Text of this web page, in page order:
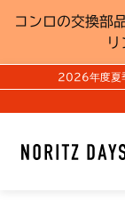
コンロの交換部
2026年度夏